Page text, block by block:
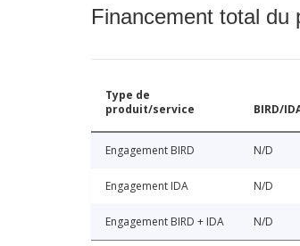
Financement total du
Type de
produit/service
BIRD/
Engagement BIRD N/D
Engagement IDA N/D
Engagement BIRD + IDA N/D